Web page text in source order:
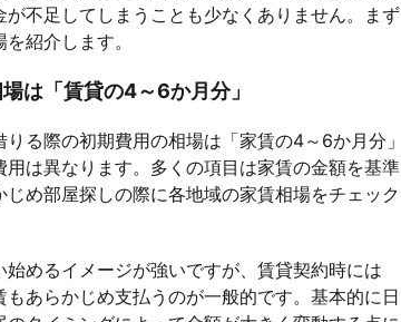
不足してしまうことも少なくありません。まず
紹介します。
は「賃貸の4～6か月分」
る際の初期費用の相場は「家賃の4～6か月分」
は異なります。多くの項目は家賃の金額を基準
め部屋探しの際に各地域の家賃相場をチェック
めるイメージが強いですが、賃貸契約時には
もあらかじめ支払うのが一般的です。基本的に日